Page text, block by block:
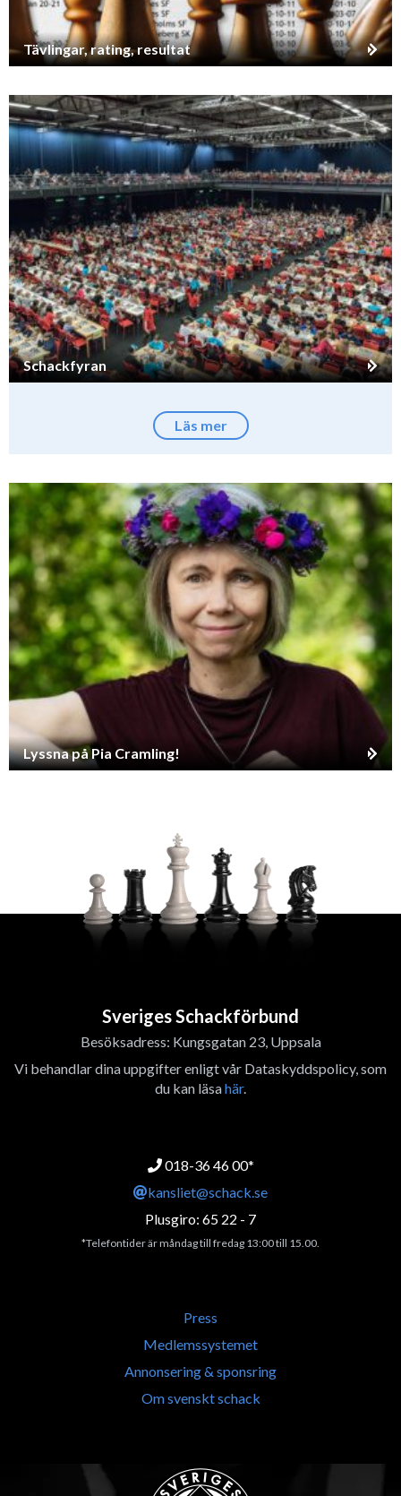
Tävlingar, rating, resultat
Schackfyran
Läs mer
Lyssna på Pia Cramling!
Sveriges Schackförbund
Besöksadress: Kungsgatan 23, Uppsala
Vi behandlar dina uppgifter enligt vår Dataskyddspolicy, som
du kan läsahär.
018-36 46 00*
kansliet@schack.se
Plusgiro: 65 22 - 7
*Telefontider är måndag till fredag 13:00 till 15.00.
Press
Medlemssystemet
Annonsering & sponsring
Om svenskt schack